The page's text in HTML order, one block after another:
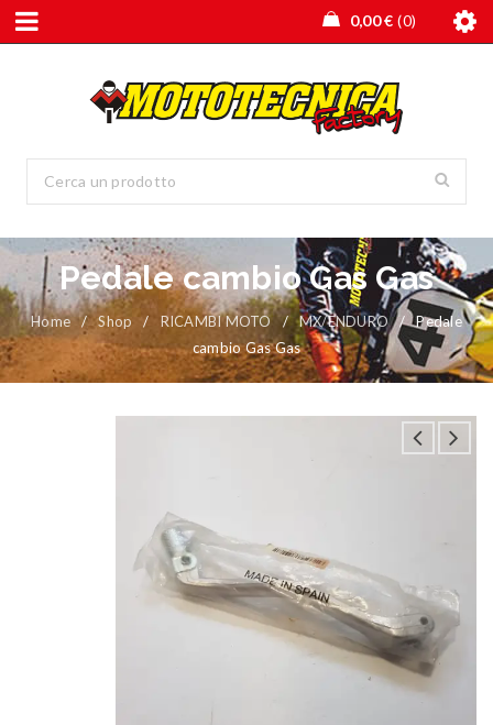
0,00€ 0
Pedale cambio Gas Gas
Home / Shop / RICAMBI MOTO / MX/ENDURO /
Pedale
cambio Gas Gas